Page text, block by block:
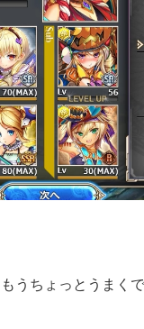
うちょっとうまく